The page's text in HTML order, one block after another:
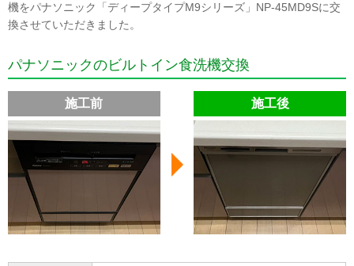
機をパナソニック「ディープタイプM9シリーズ」NP-45MD9Sに交
換させていただきました。
パナソニックのビルトイン食洗機交換
施工前 施工後